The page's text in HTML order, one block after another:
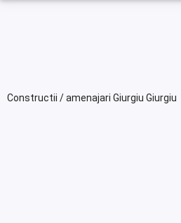
Constructii / amenajari Giurgiu Giurgiu